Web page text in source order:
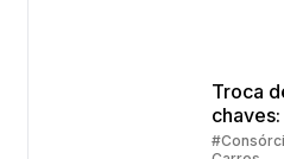
Troca
regras